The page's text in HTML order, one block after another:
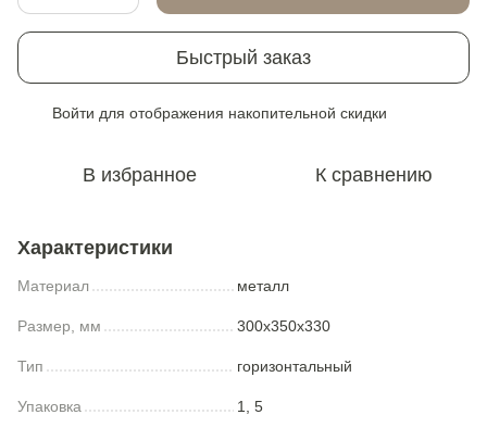
Быстрый заказ
Войти для отображения накопительной скидки
В избранное К сравнению
Характеристики
Материал металл
Размер, мм 300x350x330
Тип горизонтальный
Упаковка 1, 5